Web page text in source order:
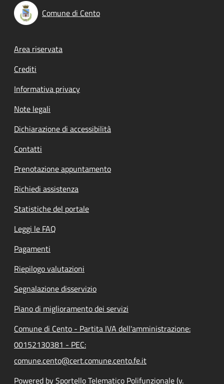
Comune di Cento
Footer menu
Area riservata
Crediti
Informativa privacy
Note legali
Dichiarazione di accessibilità
Contatti
Prenotazione appuntamento
Richiedi assistenza
Statistiche del portale
Leggi le FAQ
Pagamenti
Riepilogo valutazioni
Segnalazione disservizio
Piano di miglioramento dei servizi
Comune di Cento - Partita IVA dell'amministrazione:
00152130381 - PEC:
comune.cento@cert.comune.cento.fe.it
Powered by Sportello Telematico Polifunzionale (v.